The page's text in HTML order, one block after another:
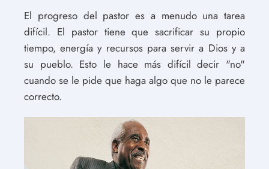
El progreso del pastor es a menudo una tarea
difícil. El pastor tiene que sacrificar su propio
tiempo, energía y recursos para servir a Dios y a
su pueblo. Esto le hace más difícil decir "no"
cuando se le pide que haga algo que no le parece
correcto.